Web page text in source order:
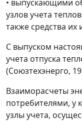
• выпускающими
узлов учета
также средства
С выпуском
учета отпуска
(Союзтехэнерго,
Взаиморасчеты
потребителями, у
узлы учета,